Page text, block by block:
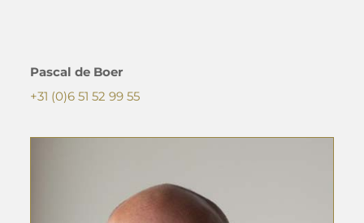
Pascal de Boer
+31 (0)6 51 52 99 55